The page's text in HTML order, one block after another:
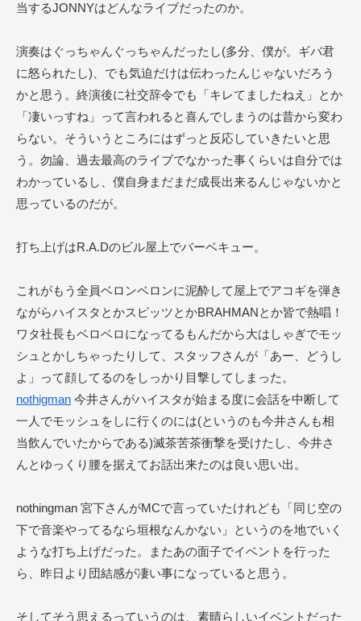
当するJONNYはどんなライブだったのか。
演奏はぐっちゃんぐっちゃんだったし(多分、僕が。ギバ君
に怒られたし)、でも気迫だけは伝わったんじゃないだろう
かと思う。終演後に社交辞令でも「キレてましたねえ」とか
「凄いっすね」って言われると喜んでしまうのは昔から変わ
らない。そういうところにはずっと反応していきたいと思
う。勿論、過去最高のライブでなかった事くらいは自分では
わかっているし、僕自身まだまだ成長出来るんじゃないかと
思っているのだが。
打ち上げはR.A.Dのビル屋上でバーベキュー。
これがもう全員ベロンベロンに泥酔して屋上でアコギを弾き
ながらハイスタとかスピッツとかBRAHMANとか皆で熱唱！
ワタ社長もベロベロになってるもんだから大はしゃぎでモッ
シュとかしちゃったりして、スタッフさんが「あー、どうし
よ」って顔してるのをしっかり目撃してしまった。
nothigman 今井さんがハイスタが始まる度に会話を中断して
一人でモッシュをしに行くのには(というのも今井さんも相
当飲んでいたからである)滅茶苦茶衝撃を受けたし、今井さ
んとゆっくり腰を据えてお話出来たのは良い思い出。
nothingman 宮下さんがMCで言っていたけれども「同じ空の
下で音楽やってるなら垣根なんかない」というのを地でいく
ような打ち上げだった。またあの面子でイベントを行った
ら、昨日より団結感が凄い事になっていると思う。
そしてそう思えるっていうのは、素晴らしいイベントだった